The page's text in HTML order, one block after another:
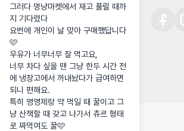
그러다 멍냥마켓에서 재고 풀릴 때까
지 기다렸다
요번에 개인이 날 맞아 구매했답니다
🩷
우유가 너무너무 잘 먹고요,
너무 차다 싶을 땐 그냥 한두 시간 전
에 냉장고에서 꺼내놨다가 급여하면
되니 편해요.
특히 영영제랑 약 먹일 때 꿀이고 그
냥 산책할 때 갖고 나가서 츄르 형태
로 짜먹여도 꿀🩷